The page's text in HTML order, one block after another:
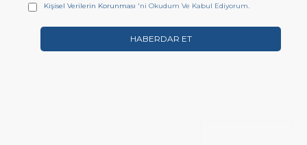
HABERDAR ET
Kişisel Verilerin Korunması 'ni Okudum Ve Kabul Ediyorum.